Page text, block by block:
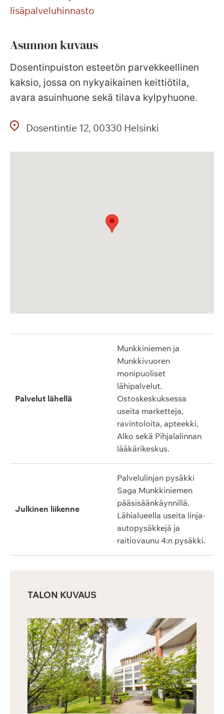
lisäpalveluhinnasto
Asunnon kuvaus
Dosentinpuiston esteetön parvekkeellinen
kaksio, jossa on nykyaikainen keittiötila,
avara asuinhuone sekä tilava kylpyhuone.
Dosentintie 12 00330 Helsinki
Palvelut lähellä
Munkkiniemen ja
Munkkivuoren
monipuoliset
lähipalvelut.
Ostoskeskuksessa
useita marketteja,
ravintoloita, apteekki,
Alko sekä Pihjalalinnan
lääkärikeskus.
Julkinen liikenne
Palvelulinjan pysäkki
Saga Munkkiniemen
pääsisäänkäynnillä.
Lähialueella useita linja-
autopysäkkejä ja
raitiovaunu 4:n pysäkki.
TALON KUVAUS